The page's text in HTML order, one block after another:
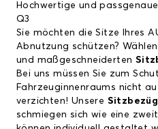
Hochwertige und
Q3
Sie möchten die Sitze Ihres
Abnutzung schützen?
und maßgeschneiderten
Bei uns müssen Sie zum
Fahrzeuginnenraums nicht
verzichten! Unsere
schmiegen sich wie eine